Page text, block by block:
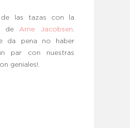
las tazas con la
de Arne Jacobsen
da pena no haber
par con nuestras
geniales!.